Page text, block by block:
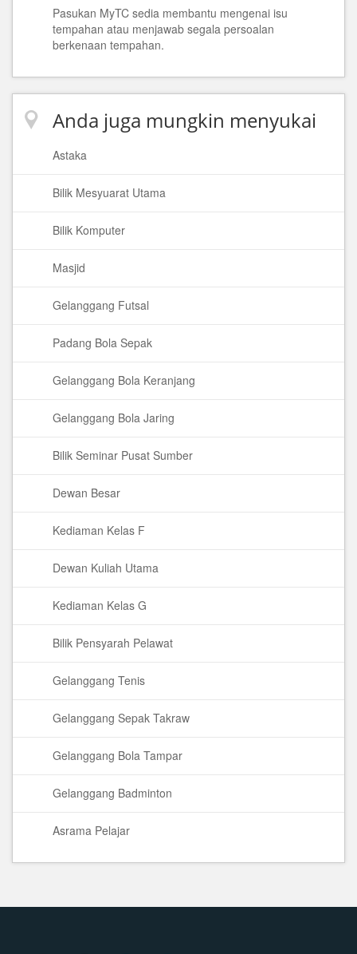
Pasukan MyTC sedia membantu mengenai isu
tempahan atau menjawab segala persoalan
berkenaan tempahan.
Anda juga mungkin menyukai
Astaka
Bilik Mesyuarat Utama
Bilik Komputer
Masjid
Gelanggang Futsal
Padang Bola Sepak
Gelanggang Bola Keranjang
Gelanggang Bola Jaring
Bilik Seminar Pusat Sumber
Dewan Besar
Kediaman Kelas F
Dewan Kuliah Utama
Kediaman Kelas G
Bilik Pensyarah Pelawat
Gelanggang Tenis
Gelanggang Sepak Takraw
Gelanggang Bola Tampar
Gelanggang Badminton
Asrama Pelajar